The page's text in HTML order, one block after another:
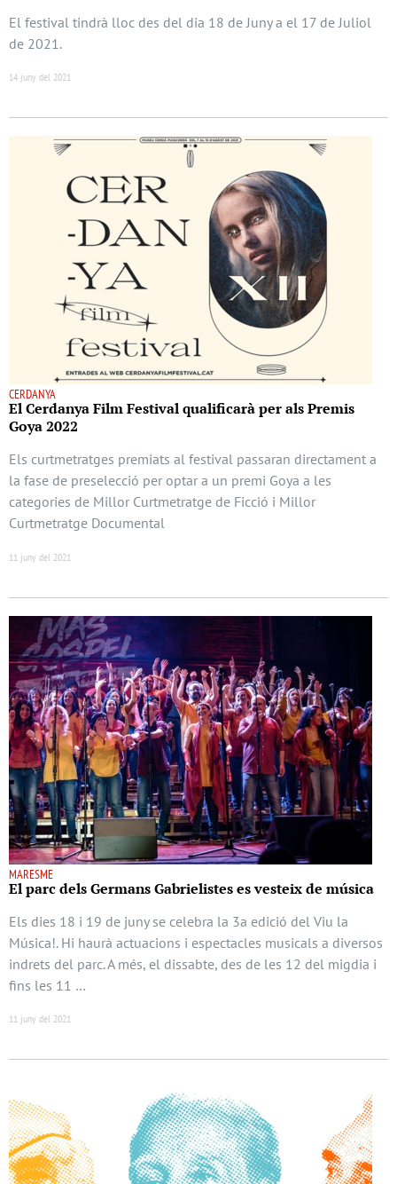
El festival tindrà lloc des del dia 18 de Juny a el 17 de Juliol
de 2021.
14 juny del 2021
CERDANYA
El Cerdanya Film Festival qualificarà per als Premis
Goya 2022
Els curtmetratges premiats al festival passaran directament a
la fase de preselecció per optar a un premi Goya a les
categories de Millor Curtmetratge de Ficció i Millor
Curtmetratge Documental
11 juny del 2021
MARESME
El parc dels Germans Gabrielistes es vesteix de música
Els dies 18 i 19 de juny se celebra la 3a edició del Viu la
Música!. Hi haurà actuacions i espectacles musicals a diversos
indrets del parc. A més, el dissabte, des de les 12 del migdia i
fins les 11 …
11 juny del 2021